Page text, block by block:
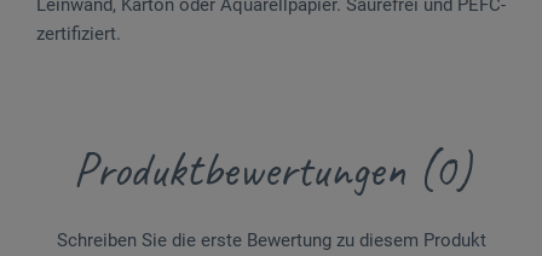
zertifiziert.
Produktbewertungen (0)
Schreiben Sie die erste Bewertung zu diesem Produkt